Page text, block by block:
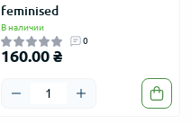
feminised
В наличии
0
160.00 ₴